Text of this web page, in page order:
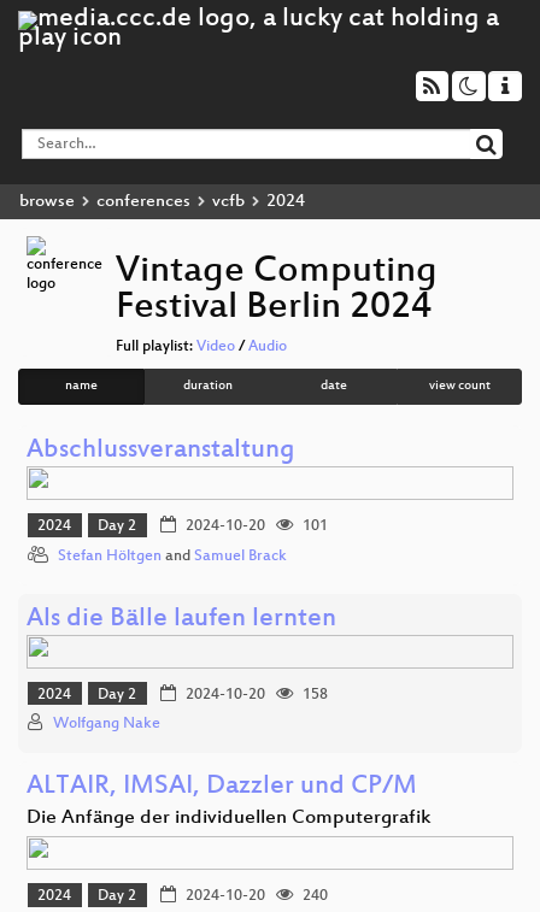
browse conferences vcfb 2024
Vintage Computing
Festival Berlin 2024
Full playlist: Video/ Audio
name duration date view count
Abschlussveranstaltung
2024 Day 2 2024-10-20
101
Stefan Höltgen and Samuel Brack
Als die Bälle laufen lernten
2024 Day 2 2024-10-20
158
Wolfgang Nake
ALTAIR, IMSAI, Dazzler und CP/M
Die Anfänge der individuellen Computergrafik
2024 Day 2 2024-10-20
240